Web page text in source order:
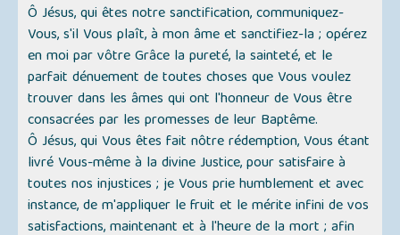
Ô Jésus, qui êtes notre sanctification, communiquez-
Vous, s'il Vous plaît, à mon âme et sanctifiez-la ; opérez
en moi par vôtre Grâce la pureté, la sainteté, et le
parfait dénuement de toutes choses que Vous voulez
trouver dans les âmes qui ont l'honneur de Vous être
consacrées par les promesses de leur Baptême.
Ô Jésus, qui Vous êtes fait nôtre rédemption, Vous étant
livré Vous-même à la divine Justice, pour satisfaire à
toutes nos injustices ; je Vous prie humblement et avec
instance, de m'appliquer le fruit et le mérite infini de vos
satisfactions, maintenant et à l'heure de la mort ; afin